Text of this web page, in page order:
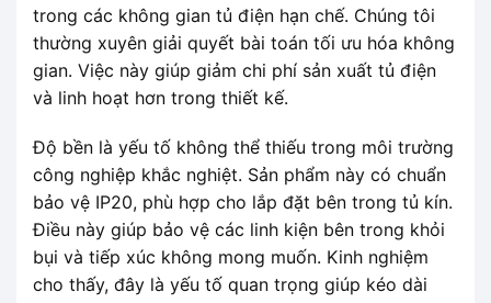
trong các không gian tủ điện hạn chế. Chúng tôi
thường xuyên giải quyết bài toán tối ưu hóa không
gian. Việc này giúp giảm chi phí sản xuất tủ điện
và linh hoạt hơn trong thiết kế.
Độ bền là yếu tố không thể thiếu trong môi trường
công nghiệp khắc nghiệt. Sản phẩm này có chuẩn
bảo vệ IP20, phù hợp cho lắp đặt bên trong tủ kín.
Điều này giúp bảo vệ các linh kiện bên trong khỏi
bụi và tiếp xúc không mong muốn. Kinh nghiệm
cho thấy, đây là yếu tố quan trọng giúp kéo dài